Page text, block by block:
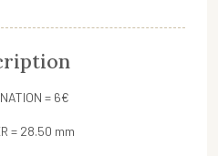
= 6€
= 28.50 mm